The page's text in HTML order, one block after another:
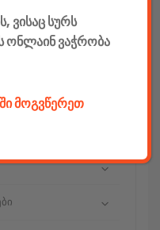
ვისაც სურს
ონლაინ ვაჭრობა
მოგვწერეთ